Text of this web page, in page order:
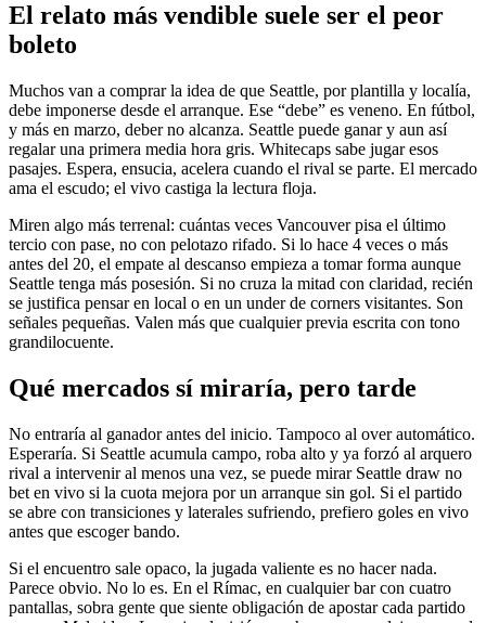
El relato más vendible suele ser el peor
boleto
Muchos van a comprar la idea de que Seattle, por plantilla y localía,
debe imponerse desde el arranque. Ese “debe” es veneno. En fútbol,
y más en marzo, deber no alcanza. Seattle puede ganar y aun así
regalar una primera media hora gris. Whitecaps sabe jugar esos
pasajes. Espera, ensucia, acelera cuando el rival se parte. El mercado
ama el escudo; el vivo castiga la lectura floja.
Miren algo más terrenal: cuántas veces Vancouver pisa el último
tercio con pase, no con pelotazo rifado. Si lo hace 4 veces o más
antes del 20, el empate al descanso empieza a tomar forma aunque
Seattle tenga más posesión. Si no cruza la mitad con claridad, recién
se justifica pensar en local o en un under de corners visitantes. Son
señales pequeñas. Valen más que cualquier previa escrita con tono
grandilocuente.
Qué mercados sí miraría, pero tarde
No entraría al ganador antes del inicio. Tampoco al over automático.
Esperaría. Si Seattle acumula campo, roba alto y ya forzó al arquero
rival a intervenir al menos una vez, se puede mirar Seattle draw no
bet en vivo si la cuota mejora por un arranque sin gol. Si el partido
se abre con transiciones y laterales sufriendo, prefiero goles en vivo
antes que escoger bando.
Si el encuentro sale opaco, la jugada valiente es no hacer nada.
Parece obvio. No lo es. En el Rímac, en cualquier bar con cuatro
pantallas, sobra gente que siente obligación de apostar cada partido